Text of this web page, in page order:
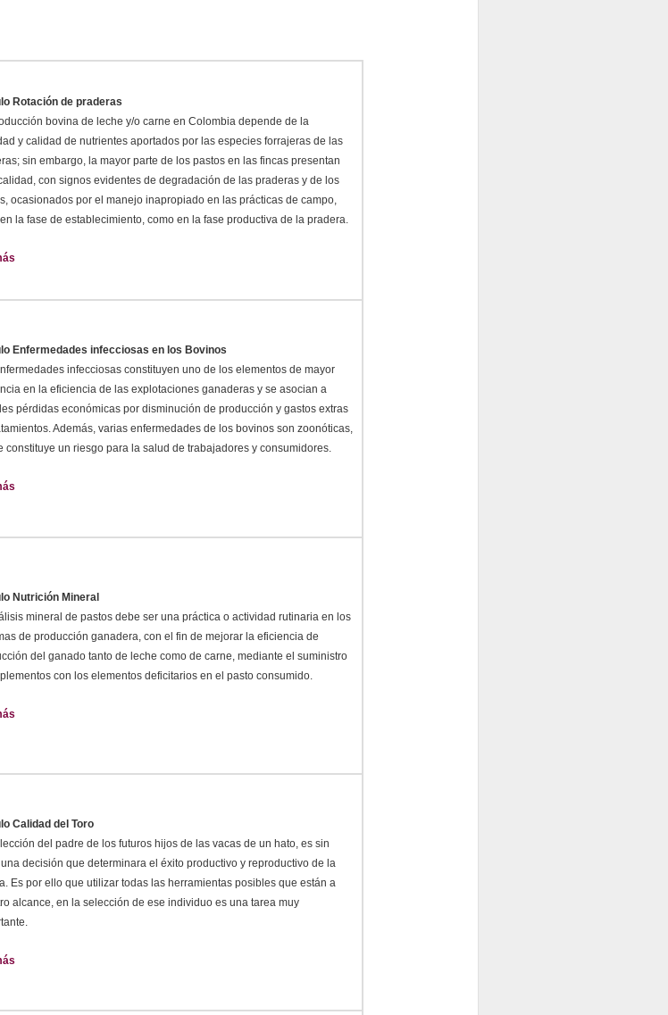
Rotación de praderas
bovina de leche y/o carne en Colombia depende de la
y calidad de nutrientes aportados por las especies forrajeras de las
sin embargo, la mayor parte de los pastos en las fincas presentan
con signos evidentes de degradación de las praderas y de los
ocasionados por el manejo inapropiado en las prácticas de campo,
la fase de establecimiento, como en la fase productiva de la pradera.
Enfermedades infecciosas en los Bovinos
infecciosas constituyen uno de los elementos de mayor
en la eficiencia de las explotaciones ganaderas y se asocian a
pérdidas económicas por disminución de producción y gastos extras
Además, varias enfermedades de los bovinos son zoonóticas,
constituye un riesgo para la salud de trabajadores y consumidores.
Nutrición Mineral
mineral de pastos debe ser una práctica o actividad rutinaria en los
de producción ganadera, con el fin de mejorar la eficiencia de
del ganado tanto de leche como de carne, mediante el suministro
con los elementos deficitarios en el pasto consumido.
Calidad del Toro
del padre de los futuros hijos de las vacas de un hato, es sin
decisión que determinara el éxito productivo y reproductivo de la
Es por ello que utilizar todas las herramientas posibles que están a
alcance, en la selección de ese individuo es una tarea muy